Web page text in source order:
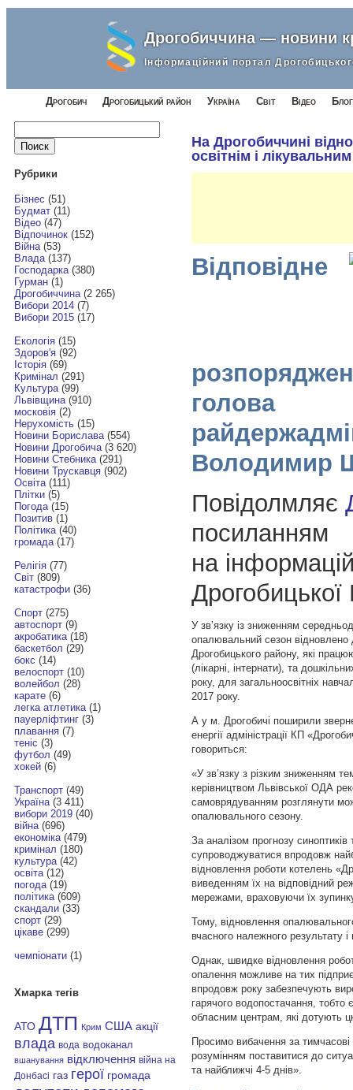
Дрогобиччина — новини
Інформаційний портал
Дрогобич Дрогобицький район Україна Світ Відео
Найти:
Рубрики
Бізнес (51)
Будмат(11)
Відео(47)
Відпочинок(152)
Війна(53)
Влада(137)
Господарка(380)
Гурман(1)
Дрогобиччина(2 265)
Вибори 2014(7)
Вибори 2015(17)
Екологія(15)
Здоров'я(92)
Історія(69)
Кримінал (291)
Культура(99)
Львівщина(910)
московія(2)
Нерухомість(15)
Новини Борислава(554)
Новини Дрогобича(3 620)
Новини Стебника(291)
Новини Трускавця(902)
Освіта(111)
Плітки(5)
Погода(15)
Позитив(1)
Політика(40)
громада(17)
Релігія(77)
Світ(809)
катастрофи(36)
Спорт(275)
автоспорт(9)
акробатика(18)
баскетбол (29)
бокс (14)
велоспорт(10)
волейбол (28)
карате(6)
легка атлетика(1)
пауерліфтинг(3)
плавання(7)
теніс (3)
футбол (49)
хокей(6)
Транспорт(49)
Україна(3 411)
вибори 2019(40)
війна(696)
економіка(479)
кримінал (180)
культура(42)
освіта(12)
погода(19)
політика(609)
скандали(33)
спорт(29)
цікаве(299)
чемпіонати(1)
Хмарка тегів
АТО ДТП Крим США акції
влада вода водоканал
вшанування відключення війна на
Донбасі газ герої громада
На Дрогобиччині
освітнім і
Відповідне
голова
Володимир
Повідолмляє
посиланням
на
У зв’язку із зниженням
опалювальний сезон
Дрогобицького району, які
(лікарні, інтернати), та
року, для загальноосвітніх
2017 року.
А у м. Дрогобичі поширили
енергії адміністрації КП
говориться:
«У зв’язку з різким зниженням
керівництвом Львівської ОДА
самоврядуванням розглянути
опалювального сезону.
За аналізом прогнозу синоптиків
супроводжуватися впродовж
відновлення роботи котелень
виведенням їх на відповідний
мережами, враховуючи їх
Тому, відновлення
вчасного належного результату
Однак, швидке відновлення
опалення можливе на тих
впродовж року забезпечують
гарячого водопостачання,
обласним центрам, які дотують
Просимо вибачення за тимчасові
розумінням поставитися до
та найближчі 4-5 днів».